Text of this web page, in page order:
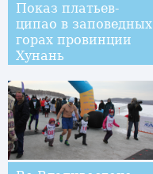
Показ платьев-
ципао в заповедных
горах провинции
Хунань